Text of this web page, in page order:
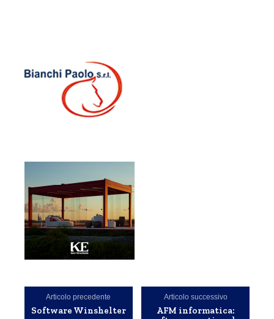
Articolo precedente
Software Winshelter
Articolo successivo
AFM informatica: